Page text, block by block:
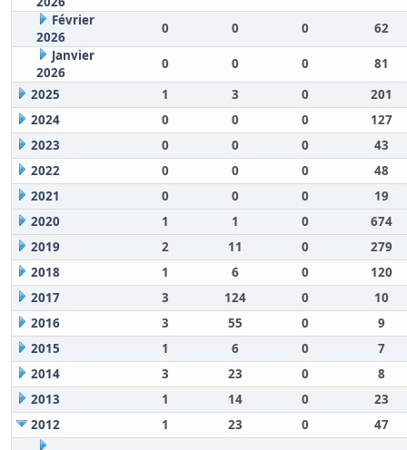
Février
2026
0 0 0
62
Janvier
2026
0 0 0
81
2025
1 3 0
201
2024
0 0 0
127
2023
0 0 0
43
2022
0 0 0
48
2021
0 0 0
19
2020
1 1 0
674
2019
2 11 0
279
2018
1 6 0
120
2017
3 124 0
10
2016
3 55 0
9
2015
1 6 0
7
2014
3 23 0
8
2013
1 14 0
23
2012
1 23 0 47